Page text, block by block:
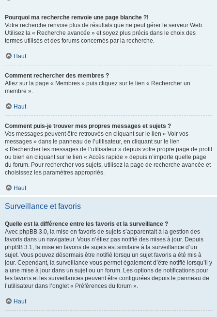
Pourquoi ma recherche renvoie une page blanche ?!
Votre recherche renvoie plus de résultats que ne peut gérer le serveur Web.
Utilisez la « Recherche avancée » et soyez plus précis dans le choix des
termes utilisés et des forums concernés par la recherche.
Haut
Comment rechercher des membres ?
Allez sur la page « Membres » puis cliquez sur le lien « Rechercher un
membre ».
Haut
Comment puis-je trouver mes propres messages et sujets ?
Vos messages peuvent être retrouvés en cliquant sur le lien « Voir vos
messages » dans le panneau de l’utilisateur, en cliquant sur le lien
« Rechercher les messages de l’utilisateur » depuis votre propre page de profil
ou bien en cliquant sur le lien « Accès rapide » depuis n’importe quelle page
du forum. Pour rechercher vos sujets, utilisez la page de recherche avancée et
choisissez les paramètres appropriés.
Haut
Surveillance et favoris
Quelle est la différence entre les favoris et la surveillance ?
Avec phpBB 3.0, la mise en favoris de sujets s’apparentait à la gestion des
favoris dans un navigateur. Vous n’étiez pas notifié des mises à jour. Depuis
phpBB 3.1, la mise en favoris de sujets est similaire à la surveillance d’un
sujet. Vous pouvez désormais être notifié lorsqu’un sujet favoris a été mis à
jour. Cependant, la surveillance vous permet également d’être notifié lorsqu’il y
a une mise à jour dans un sujet ou un forum. Les options de notifications pour
les favoris et les surveillances peuvent être configurées depuis le panneau de
l’utilisateur dans l’onglet « Préférences du forum ».
Haut